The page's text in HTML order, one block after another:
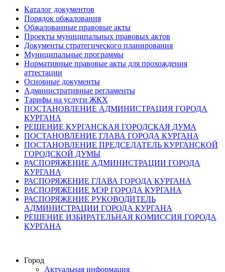
Каталог документов
Порядок обжалования
Обжалованные правовые акты
Проекты муниципальных правовых актов
Документы стратегического планирования
Муниципальные программы
Нормативные правовые акты для прохождения
аттестации
Основные документы
Административные регламенты
Тарифы на услуги ЖКХ
ПОСТАНОВЛЕНИЕ АДМИНИСТРАЦИЯ ГОРОДА
КУРГАНА
РЕШЕНИЕ КУРГАНСКАЯ ГОРОДСКАЯ ДУМА
ПОСТАНОВЛЕНИЕ ГЛАВА ГОРОДА КУРГАНА
ПОСТАНОВЛЕНИЕ ПРЕДСЕДАТЕЛЬ КУРГАНСКОЙ
ГОРОДСКОЙ ДУМЫ
РАСПОРЯЖЕНИЕ АДМИНИСТРАЦИИ ГОРОДА
КУРГАНА
РАСПОРЯЖЕНИЕ ГЛАВА ГОРОДА КУРГАНА
РАСПОРЯЖЕНИЕ МЭР ГОРОДА КУРГАНА
РАСПОРЯЖЕНИЕ РУКОВОДИТЕЛЬ
АДМИНИСТРАЦИИ ГОРОДА КУРГАНА
РЕШЕНИЕ ИЗБИРАТЕЛЬНАЯ КОМИССИЯ ГОРОДА
КУРГАНА
Город
Актуальная информация